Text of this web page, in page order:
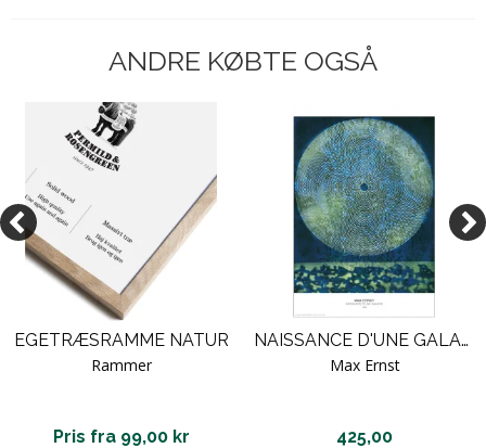
ANDRE KØBTE OGSÅ
EGETRÆSRAMME NATUR
Rammer
Pris fra 99,00 kr
NAISSANCE D'UNE GALAXIE, 1969 (THE MOON).
Max Ernst
425,00